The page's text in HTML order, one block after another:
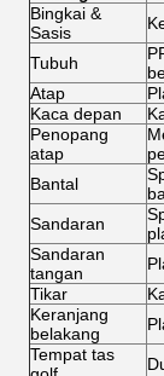
Bingkai &
Sasis
Tubuh
Atap
Kaca depan
Penopang
atap
Bantal
Sandaran
Sandaran
tangan
Tikar
Keranjang
belakang
Tempat tas